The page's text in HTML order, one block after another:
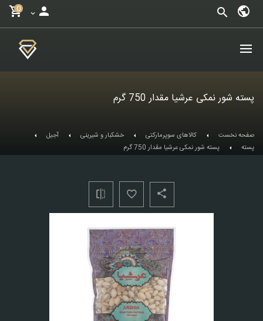
0
پسته شور نمکی عرشیا مقدار 750 گرم
صفحه نخست کالاهای سوپرمارکتی خشکبار و شیرینی
آجیل
پسته
پسته شور نمکی عرشیا مقدار 750 گرم